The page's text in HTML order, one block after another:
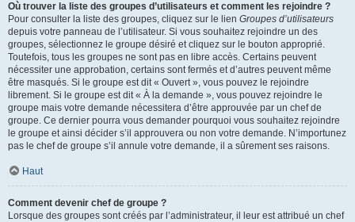
Où trouver la liste des groupes d’utilisateurs et comment les rejoindre ?
Pour consulter la liste des groupes, cliquez sur le lien Groupes d’utilisateurs
depuis votre panneau de l’utilisateur. Si vous souhaitez rejoindre un des
groupes, sélectionnez le groupe désiré et cliquez sur le bouton approprié.
Toutefois, tous les groupes ne sont pas en libre accès. Certains peuvent
nécessiter une approbation, certains sont fermés et d’autres peuvent même
être masqués. Si le groupe est dit « Ouvert », vous pouvez le rejoindre
librement. Si le groupe est dit « À la demande », vous pouvez rejoindre le
groupe mais votre demande nécessitera d’être approuvée par un chef de
groupe. Ce dernier pourra vous demander pourquoi vous souhaitez rejoindre
le groupe et ainsi décider s’il approuvera ou non votre demande. N’importunez
pas le chef de groupe s’il annule votre demande, il a sûrement ses raisons.
Haut
Comment devenir chef de groupe ?
Lorsque des groupes sont créés par l’administrateur, il leur est attribué un chef